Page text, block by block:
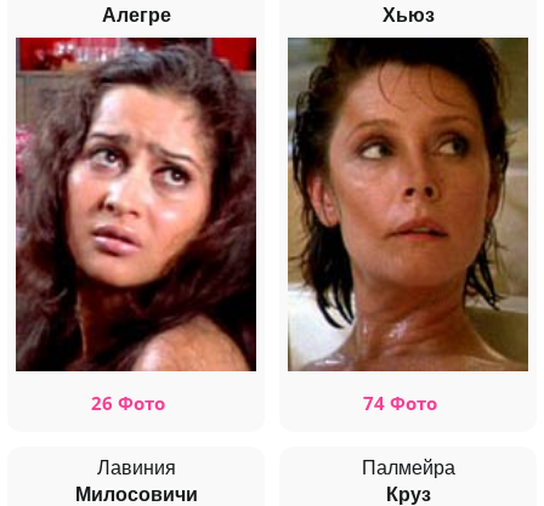
Алегре
26 Фото
Хьюз
74 Фото
Лавиния
Милосовичи
Палмейра
Круз